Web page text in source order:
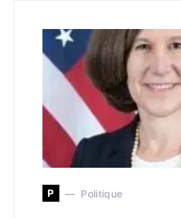
P Politique